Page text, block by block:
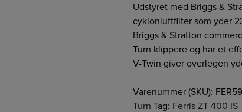
Udstyret med Briggs &
cyklonluftfilter som yder
Briggs & Stratton
Turn klippere og har et
V-Twin giver overlegen
Varenummer (SKU):
Turn Tag: Ferris ZT 400 IS